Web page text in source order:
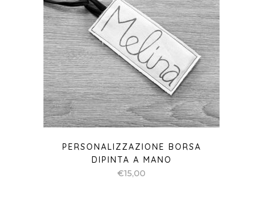
PERSONALIZZAZIONE BORSA
DIPINTA A MANO
€15,00